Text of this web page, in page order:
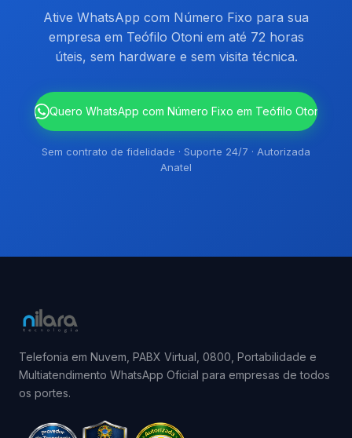
Ative WhatsApp com Número Fixo para sua
empresa em Teófilo Otoni em até 72 horas
úteis, sem hardware e sem visita técnica.
Quero WhatsApp com Número Fixo em Teófilo Otoni
Sem contrato de fidelidade · Suporte 24/7 · Autorizada
Anatel
Telefonia em Nuvem, PABX Virtual, 0800, Portabilidade e
Multiatendimento WhatsApp Oficial para empresas de todos
os portes.